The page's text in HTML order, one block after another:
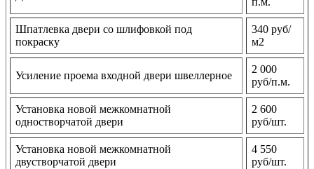
Шпатлевка двери со шлифовкой под
покраску
340 руб/
м2
Усиление проема входной двери швеллерное
2 000
руб/п.м.
Установка новой межкомнатной
одностворчатой двери
2 600
руб/шт.
Установка новой межкомнатной
двустворчатой двери
4 550
руб/шт.